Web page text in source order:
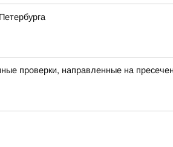
проверки, направленные на